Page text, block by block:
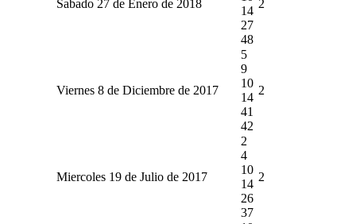
Sabado 27 de Enero de 2018
14
27
48
2
Viernes 8 de Diciembre de 2017
5
9
10
14
41
42
2
Miercoles 19 de Julio de 2017
2
4
10
14
26
37
2